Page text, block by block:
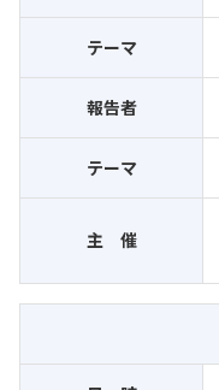
テーマ
報告者
テーマ
主 催